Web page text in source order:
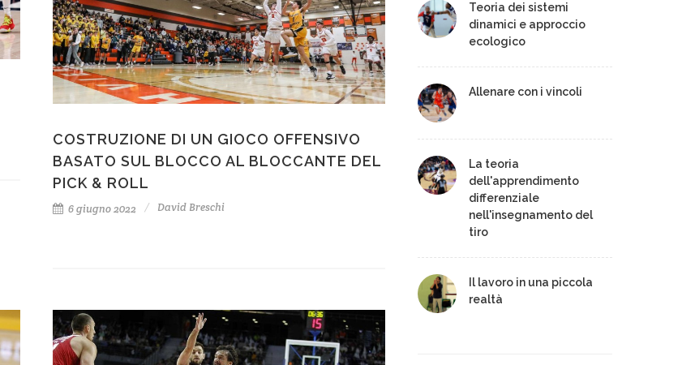
COSTRUZIONE DI UN GIOCO OFFENSIVO
BASATO SUL BLOCCO AL BLOCCANTE DEL
PICK & ROLL
6 giugno 2022 David Breschi
Teoria dei sistemi
dinamici e approccio
ecologico
Allenare con i vincoli
La teoria
dell'apprendimento
differenziale
nell'insegnamento del
tiro
Il lavoro in una piccola
realtà